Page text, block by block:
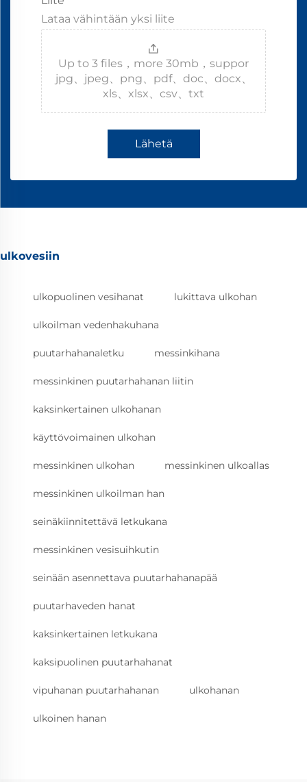
Lataa vähintään yksi liite
Up to 3 files，more 30mb，suppor
jpg、jpeg、png、pdf、doc、docx、
xls、xlsx、csv、txt
Lähetä
ulkovesiin
ulkopuolinen vesihanat lukittava ulkohan
ulkoilman vedenhakuhana
puutarhahanaletku messinkihana
messinkinen puutarhahanan liitin
kaksinkertainen ulkohanan
käyttövoimainen ulkohan
messinkinen ulkohan messinkinen ulkoallas
messinkinen ulkoilman han
seinäkiinnitettävä letkukana
messinkinen vesisuihkutin
seinään asennettava puutarhahanapää
puutarhaveden hanat
kaksinkertainen letkukana
kaksipuolinen puutarhahanat
vipuhanan puutarhahanan ulkohanan
ulkoinen hanan